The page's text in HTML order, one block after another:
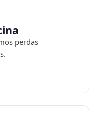
perdas